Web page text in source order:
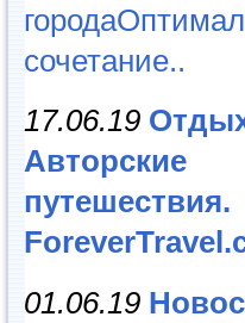
сочетание..
17.06.19
Авторские
путешествия.
01.06.19